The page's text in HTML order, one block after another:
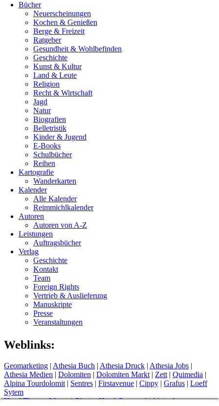
Bücher
Neuerscheinungen
Kochen & Genießen
Berge & Freizeit
Ratgeber
Gesundheit & Wohlbefinden
Geschichte
Kunst & Kultur
Land & Leute
Religion
Recht & Wirtschaft
Jagd
Natur
Biografien
Belletristik
Kinder & Jugend
E-Books
Schulbücher
Reihen
Kartografie
Wanderkarten
Kalender
Alle Kalender
Reimmichlkalender
Autoren
Autoren von A-Z
Leistungen
Auftragsbücher
Verlag
Geschichte
Kontakt
Team
Foreign Rights
Vertrieb & Auslieferung
Manuskripte
Presse
Veranstaltungen
Weblinks:
Geomarketing | Athesia Buch | Athesia Druck | Athesia Jobs |
Athesia Medien | Dolomiten | Dolomiten Markt | Zett | Quimedia |
Alpina Tourdolomit | Sentres | Firstavenue | Cippy | Grafus | Loeff
Sytem
Hotel Therme Meran|Glacier Hotel Grawand|Alpin Arena